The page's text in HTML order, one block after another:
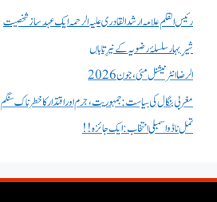
رئیس القلم علامہ ارشد القادری علیہ الرحمہ ایک عہد ساز شخصیت
شیرِ بہار سلسلۂ رضویہ کے نیرِ تاباں
الرضا انٹر نیشنل مئی، جون 2026
مغربی بنگال کی سیاست:جمہوریت، جرم اور اقتدار کا خطرناک سنگم
تمل ناڈو اسمبلی انتخاب : ایک جائزہ !!